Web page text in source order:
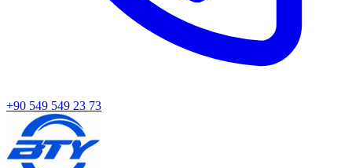
+90 549 549 23 73